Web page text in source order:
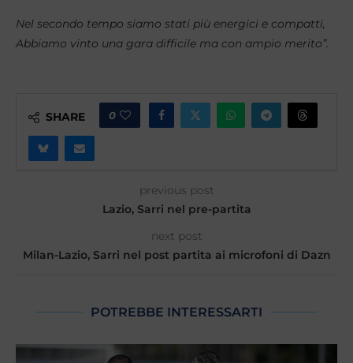
Nel secondo tempo siamo stati più energici e compatti,
Abbiamo vinto una gara difficile ma con ampio merito”.
SHARE 0
previous post
Lazio, Sarri nel pre-partita
next post
Milan-Lazio, Sarri nel post partita ai microfoni di Dazn
POTREBBE INTERESSARTI